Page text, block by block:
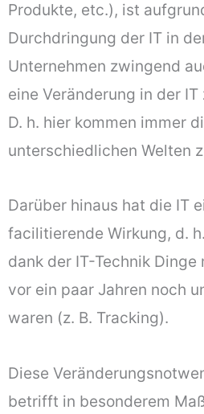
Produkte, etc.), ist
Durchdringung der IT in
Unternehmen zwingend
eine Veränderung in der
D. h. hier kommen immer
unterschiedlichen Welten
Darüber hinaus hat die IT
facilitierende Wirkung, d.
dank der IT-Technik Dinge
vor ein paar Jahren noch
waren (z. B. Tracking).
Diese
betrifft in besonderem